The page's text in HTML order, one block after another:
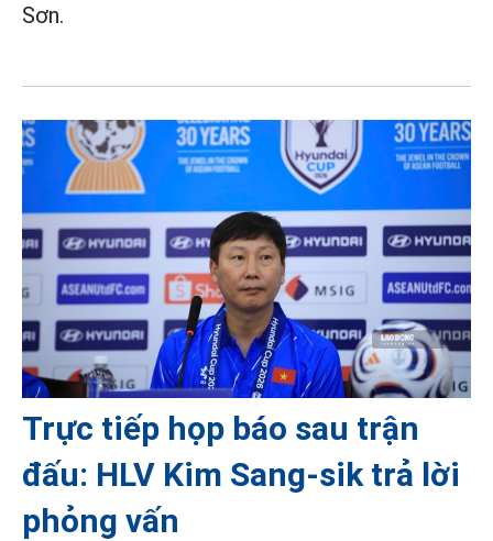
Sơn.
Trực tiếp họp báo sau trận
đấu: HLV Kim Sang-sik trả lời
phỏng vấn